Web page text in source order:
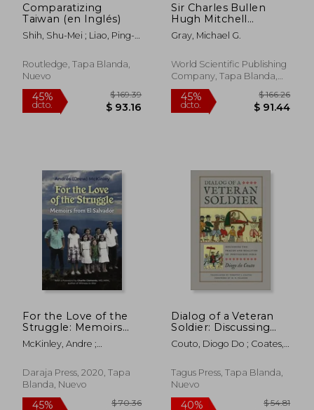
45%
dcto. $ 28.29
45%
dcto.
Comparatizing
Taiwan (en Inglés)
Shih, Shu-Mei ; Liao, Ping-
Routledge, Tapa Blanda,
Nuevo
Sir Charles Bullen
Hugh Mitchell
G.C.M.G.: 1836 to 1899
- The Forgotten
(en Inglés)
Gray, Michael G.
World Scientific Publishing
Company, Tapa Blanda,
Nuevo
For the Love of the
Struggle: Memoirs
From el Salvador (en
Inglés)
McKinley, Andre ;
Daraja Press, 2020, Tapa
Blanda, Nuevo
Dialog of a Veteran
Soldier: Discussing
the Frauds and
Realities of
Inglés)
Couto, Diogo Do ; Coates,
Tagus Press, Tapa Blanda,
Nuevo